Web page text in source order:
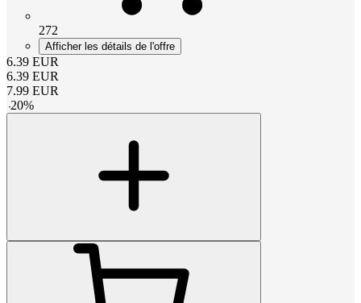
272
Afficher les détails de l'offre
6.39 EUR
6.39 EUR
7.99 EUR
-20%